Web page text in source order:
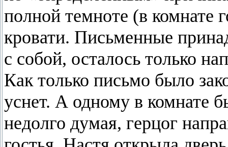
полной темноте (в комнате
кровати. Письменные
с собой, осталось только
Как только письмо было
уснет. А одному в комнате
недолго думая, герцог